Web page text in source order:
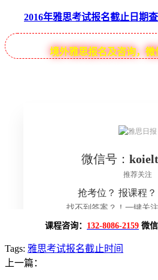
2016年雅思考试报名截止日期
境外雅思报名及咨询，微
课程咨询： 132-8086-2159 微信
Tags: 雅思考试报名截止时间
上一篇：